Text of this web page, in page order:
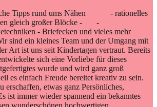
Tipps rund ums Nähen - rationelles
gleich großer Blöcke - -
- Briefecken und vieles mehr
sind ein kleines Team und der Umgang mit
Art ist uns seit Kindertagen vertraut. Bereits
sich eine Vorliebe für dieses
wurde und wird ganz groß
es einfach Freude bereitet kreativ zu sein.
erschaffen, etwas ganz Persönliches,
ist immer wieder spannend ein bekanntes
wunderschönen hochwertigen